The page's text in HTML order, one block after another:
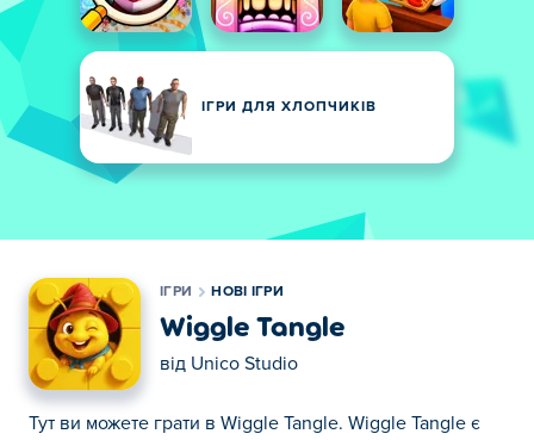
ІГРИ ДЛЯ ХЛОПЧИКІВ
ІГРИ НОВІ ІГРИ
Wiggle Tangle
від Unico Studio
Тут ви можете грати в Wiggle Tangle. Wiggle Tangle є